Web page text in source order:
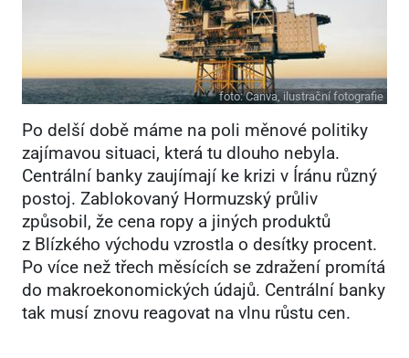
foto:Canva, ilustrační fotografie
Po delší době máme na poli měnové politiky
zajímavou situaci, která tu dlouho nebyla.
Centrální banky zaujímají ke krizi v Íránu různý
postoj. Zablokovaný Hormuzský průliv
způsobil, že cena ropy a jiných produktů
z Blízkého východu vzrostla o desítky procent.
Po více než třech měsících se zdražení promítá
do makroekonomických údajů. Centrální banky
tak musí znovu reagovat na vlnu růstu cen.